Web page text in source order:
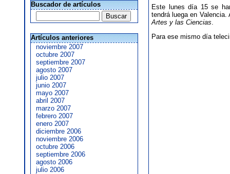
Buscador de artículos
Artículos anteriores
noviembre 2007
octubre 2007
septiembre 2007
agosto 2007
julio 2007
junio 2007
mayo 2007
abril 2007
marzo 2007
febrero 2007
enero 2007
diciembre 2006
noviembre 2006
octubre 2006
septiembre 2006
agosto 2006
julio 2006
Este lunes día 15 se
tendrá luega en
Artes y las Ciencias.
Para ese mismo día